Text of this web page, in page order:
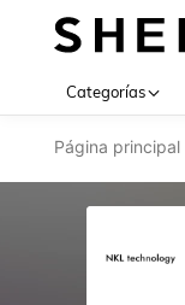
Categorías
Página principal